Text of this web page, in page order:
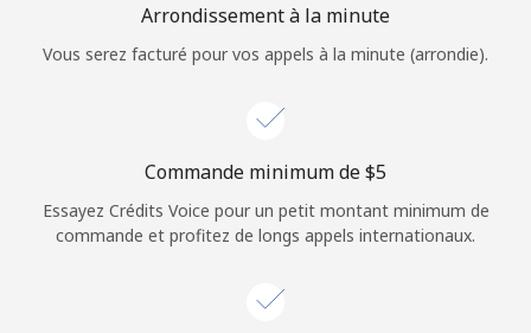
Arrondissement à la minute
Vous serez facturé pour vos appels à la minute (arrondie).
Commande minimum de ⁦$5⁩
Essayez Crédits Voice pour un petit montant minimum de
commande et profitez de longs appels internationaux.